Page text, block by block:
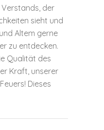
der
sieht und
Altem gerne
zu entdecken.
Qualität des
Kraft, unserer
Dieses